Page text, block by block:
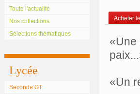
Toute l'actualité
Nos collections
Sélections thématiques
Lycée
Seconde GT
Acheter
«Une
«Un